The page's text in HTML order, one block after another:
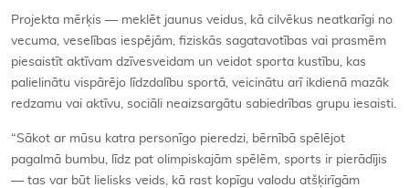
Projekta mērķis — meklēt jaunus veidus, kā cilvēkus neatkarīgi no
vecuma, veselības iespējām, fiziskās sagatavotības vai prasmēm
piesaistīt aktīvam dzīvesveidam un veidot sporta kustību, kas
palielinātu vispārējo līdzdalību sportā, veicinātu arī ikdienā mazāk
redzamu vai aktīvu, sociāli neaizsargātu sabiedrības grupu iesaisti.
“Sākot ar mūsu katra personīgo pieredzi, bērnībā spēlējot
pagalmā bumbu, līdz pat olimpiskajām spēlēm, sports ir pierādījis
— tas var būt lielisks veids, kā rast kopīgu valodu atšķirīgām